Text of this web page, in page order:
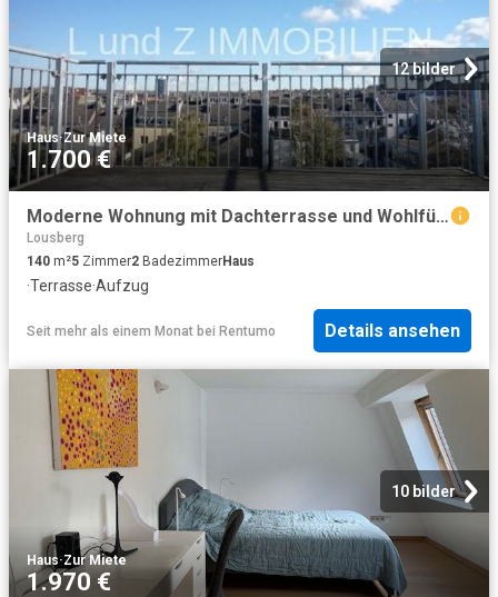
12 bilder
Haus·Zur Miete
1.700 €
Moderne Wohnung mit Dachterrasse und Wohlfühlambiente
Lousberg
140 m²5 Zimmer2 BadezimmerHaus
·Terrasse·Aufzug
Seit mehr als einem Monat bei Rentumo Details ansehen
10 bilder
Haus·Zur Miete
1.970 €